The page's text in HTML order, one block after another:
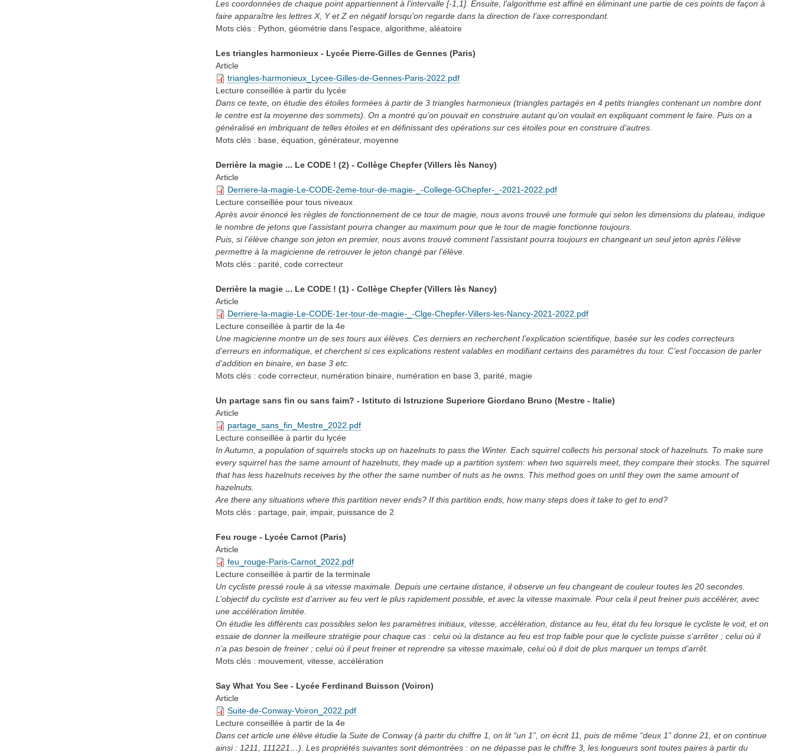
Les coordonnées de chaque point appartiennent à l’intervalle [-1,1]. Ensuite, l’algorithme est affiné en éliminant une partie de ces points de façon à
faire apparaître les lettres X, Y et Z en négatif lorsqu’on regarde dans la direction de l’axe correspondant.
Mots clés : Python, géométrie dans l'espace, algorithme, aléatoire
Les triangles harmonieux - Lycée Pierre-Gilles de Gennes (Paris)
Article
triangles-harmonieux_Lycee-Gilles-de-Gennes-Paris-2022.pdf
Lecture conseillée à partir du lycée
Dans ce texte, on étudie des étoiles formées à partir de 3 triangles harmonieux (triangles partagés en 4 petits triangles contenant un nombre dont
le centre est la moyenne des sommets). On a montré qu’on pouvait en construire autant qu’on voulait en expliquant comment le faire. Puis on a
généralisé en imbriquant de telles étoiles et en définissant des opérations sur ces étoiles pour en construire d’autres.
Mots clés : base, équation, générateur, moyenne
Derrière la magie ... Le CODE ! (2) - Collège Chepfer (Villers lès Nancy)
Article
Derriere-la-magie-Le-CODE-2eme-tour-de-magie-_-College-GChepfer-_-2021-2022.pdf
Lecture conseillée pour tous niveaux
Après avoir énoncé les règles de fonctionnement de ce tour de magie, nous avons trouvé une formule qui selon les dimensions du plateau, indique
le nombre de jetons que l’assistant pourra changer au maximum pour que le tour de magie fonctionne toujours.
Puis, si l’élève change son jeton en premier, nous avons trouvé comment l’assistant pourra toujours en changeant un seul jeton après l’élève
permettre à la magicienne de retrouver le jeton changé par l’élève.
Mots clés : parité, code correcteur
Derrière la magie ... Le CODE ! (1) - Collège Chepfer (Villers lès Nancy)
Article
Derriere-la-magie-Le-CODE-1er-tour-de-magie-_-Clge-Chepfer-Villers-les-Nancy-2021-2022.pdf
Lecture conseillée à partir de la 4e
Une magicienne montre un de ses tours aux élèves. Ces derniers en recherchent l’explication scientifique, basée sur les codes correcteurs
d’erreurs en informatique, et cherchent si ces explications restent valables en modifiant certains des paramètres du tour. C’est l’occasion de parler
d’addition en binaire, en base 3 etc.
Mots clés : code correcteur, numération binaire, numération en base 3, parité, magie
Un partage sans fin ou sans faim? - Istituto di Istruzione Superiore Giordano Bruno (Mestre - Italie)
Article
partage_sans_fin_Mestre_2022.pdf
Lecture conseillée à partir du lycée
In Autumn, a population of squirrels stocks up on hazelnuts to pass the Winter. Each squirrel collects his personal stock of hazelnuts. To make sure
every squirrel has the same amount of hazelnuts, they made up a partition system: when two squirrels meet, they compare their stocks. The squirrel
that has less hazelnuts receives by the other the same number of nuts as he owns. This method goes on until they own the same amount of
hazelnuts.
Are there any situations where this partition never ends? If this partition ends, how many steps does it take to get to end?
Mots clés : partage, pair, impair, puissance de 2
Feu rouge - Lycée Carnot (Paris)
Article
feu_rouge-Paris-Carnot_2022.pdf
Lecture conseillée à partir de la terminale
Un cycliste pressé roule à sa vitesse maximale. Depuis une certaine distance, il observe un feu changeant de couleur toutes les 20 secondes.
L’objectif du cycliste est d’arriver au feu vert le plus rapidement possible, et avec la vitesse maximale. Pour cela il peut freiner puis accélérer, avec
une accélération limitée.
On étudie les différents cas possibles selon les paramètres initiaux, vitesse, accélération, distance au feu, état du feu lorsque le cycliste le voit, et on
essaie de donner la meilleure stratégie pour chaque cas : celui où la distance au feu est trop faible pour que le cycliste puisse s’arrêter ; celui où il
n’a pas besoin de freiner ; celui où il peut freiner et reprendre sa vitesse maximale, celui où il doit de plus marquer un temps d’arrêt.
Mots clés : mouvement, vitesse, accélération
Say What You See - Lycée Ferdinand Buisson (Voiron)
Article
Suite-de-Conway-Voiron_2022.pdf
Lecture conseillée à partir de la 4e
Dans cet article une élève étudie la Suite de Conway (à partir du chiffre 1, on lit “un 1”, on écrit 11, puis de même “deux 1” donne 21, et on continue
ainsi : 1211, 111221…). Les propriétés suivantes sont démontrées : on ne dépasse pas le chiffre 3, les longueurs sont toutes paires à partir du